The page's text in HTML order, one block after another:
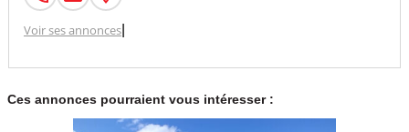
Voir ses annonces|
Ces annonces pourraient vous intéresser :